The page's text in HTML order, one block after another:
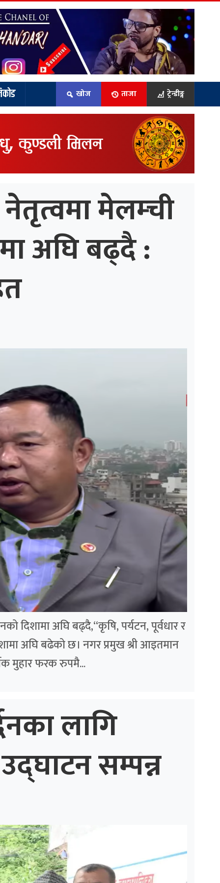
खोज ताजा ट्रेन्डीङ्ग
मेलम्ची
अघि बढ्दै :
दिशामा अघि बढ्दै,“कृषि, पर्यटन, पूर्वधार र
अघि बढेको छ। नगर प्रमुख श्री आइतमान
मुहार फरक रुपमै...
लागि
सम्पन्न